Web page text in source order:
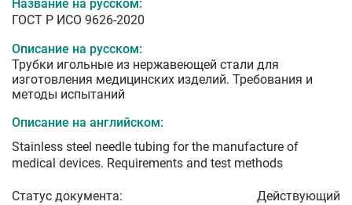
Название на русском:
ГОСТ Р ИСО 9626-2020
Описание на русском:
Трубки игольные из нержавеющей стали для
изготовления медицинских изделий. Требования и
методы испытаний
Описание на английском:
Stainless steel needle tubing for the manufacture of
medical devices. Requirements and test methods
Статус документа: Действующий